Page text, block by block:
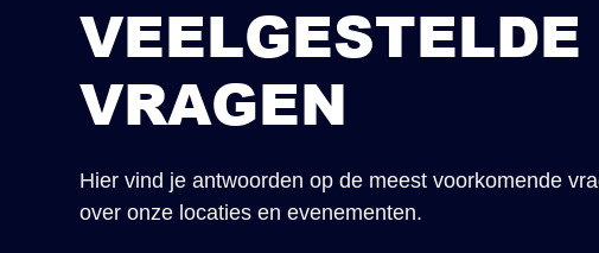
VEELGESTELDE
VRAGEN
Hier vind je antwoorden op de meest voorkomende
over onze locaties en evenementen.